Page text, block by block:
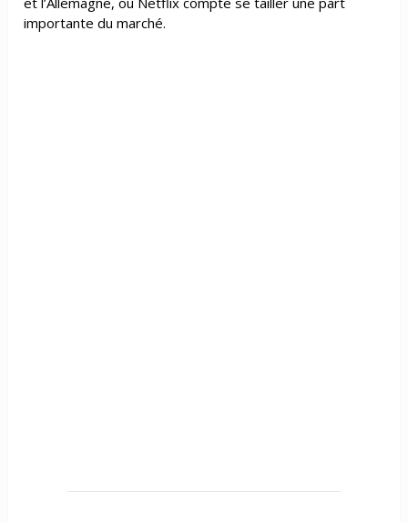
importante du marché.